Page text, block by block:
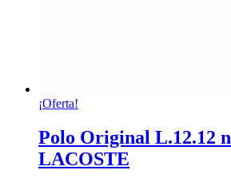
¡Oferta!
Polo Original L.12.12
LACOSTE